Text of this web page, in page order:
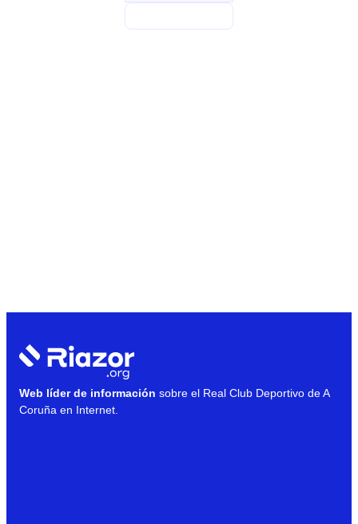
Web líder de información sobre el Real Club Deportivo de A
Coruña en Internet.